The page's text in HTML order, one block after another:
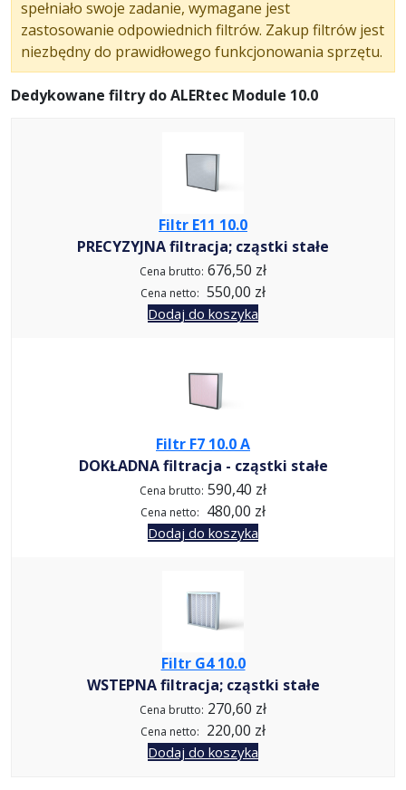
e
spełniało swoje zadanie, wymagane jest
zastosowanie odpowiednich filtrów. Zakup filtrów jest
niezbędny do prawidłowego funkcjonowania sprzętu.
Dedykowane filtry do ALERtec Module 10.0
Filtr E11 10.0
PRECYZYJNA filtracja; cząstki stałe
Cena brutto: 676,50 zł
Cena netto: 550,00 zł
Dodaj do koszyka
Filtr F7 10.0 A
DOKŁADNA filtracja - cząstki stałe
Cena brutto: 590,40 zł
Cena netto: 480,00 zł
Dodaj do koszyka
Filtr G4 10.0
WSTEPNA filtracja; cząstki stałe
Cena brutto: 270,60 zł
Cena netto: 220,00 zł
Dodaj do koszyka